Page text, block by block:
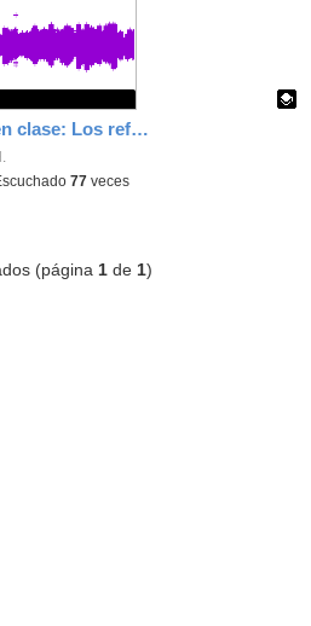
Érase una vez en clase: Los refranes
77 veces
(página 1 de 1)